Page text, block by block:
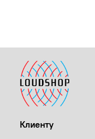
Клиенту